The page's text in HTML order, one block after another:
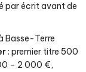
par écrit avant de
Basse-Terre
: premier titre 500
– 2 000 €,